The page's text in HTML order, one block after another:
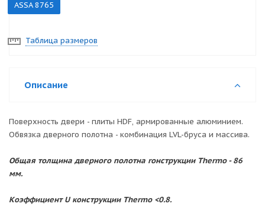
ASSA 8765
Таблица размеров
Описание
Поверхность двери - плиты HDF, армированные алюминием.
Обвязка дверного полотна - комбинация LVL-бруса и массива.
Общая толщина дверного полотна rонструкции Thermo - 86
мм.
Коэффициент U конструкции Thermo <0.8.